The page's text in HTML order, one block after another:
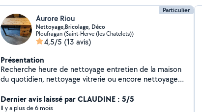
Particulier
Aurore Riou
Nettoyage,Bricolage, Déco
Ploufragan (Saint-Herve (les Chatelets))
4,5/5 (13 avis)
Présentation
Recherche heure de nettoyage entretien de la maison
du quotidien, nettoyage vitrerie ou encore nettoyage
tapisserie, peinture, réparation, décoration intérieure,
rénovation mobiliers...
Dernier avis laissé par CLAUDINE : 5/5
Il y a plus de 6 mois